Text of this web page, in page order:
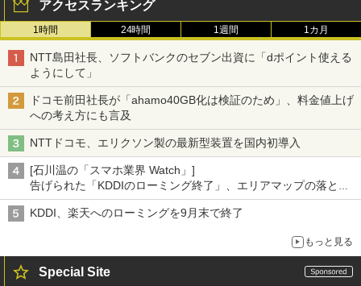
アクセスランキング
1時間 24時間 1週間 1カ月
NTT島田社長、ソフトバンクのセブン出資に「dポイント使える
ようにして」
ドコモ前田社長が「ahamo40GB化は検証のため」、料金値上げ
への考え方にも言及
NTTドコモ、エリクソン製の最新型装置を国内初導入
[石川温の「スマホ業界 Watch」]
告げられた「KDDIのローミング終了」、エリアマップの落とし
穴と楽天モバイルの課題
KDDI、楽天へのローミングを9月末で終了
もっと見る
Special Site